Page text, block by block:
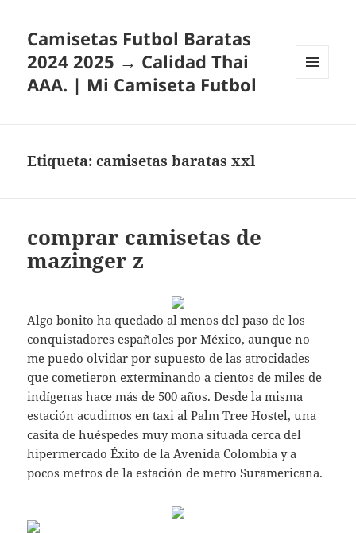
Camisetas Futbol Baratas
2024 2025 → Calidad Thai
AAA. | Mi Camiseta Futbol
Etiqueta:camisetas baratas xxl
comprar camisetas de
mazinger z
Algo bonito ha quedado al menos del paso de los
conquistadores españoles por México, aunque no
me puedo olvidar por supuesto de las atrocidades
que cometieron exterminando a cientos de miles de
indígenas hace más de 500 años. Desde la misma
estación acudimos en taxi al Palm Tree Hostel, una
casita de huéspedes muy mona situada cerca del
hipermercado Éxito de la Avenida Colombia y a
pocos metros de la estación de metro Suramericana.